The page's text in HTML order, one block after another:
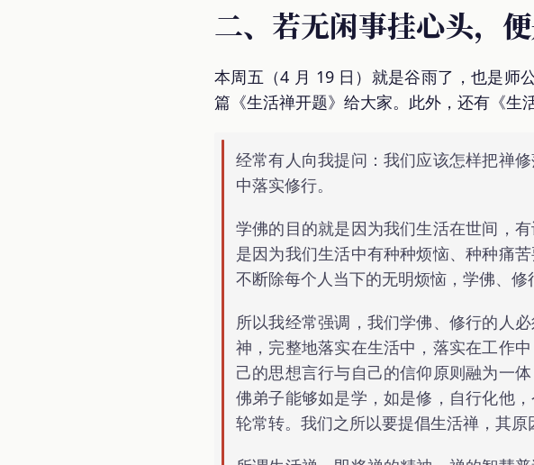
二、若无闲事挂心头，
本周五（4 月 19 日）就是谷雨了，也是师
篇《生活禅开题》给大家。此外，还有《生
经常有人向我提问：我们应该怎样把禅
中落实修行。
学佛的目的就是因为我们生活在世间，
是因为我们生活中有种种烦恼、种种痛
不断除每个人当下的无明烦恼，学佛、修
所以我经常强调，我们学佛、修行的人
神，完整地落实在生活中，落实在工作
己的思想言行与自己的信仰原则融为一
佛弟子能够如是学，如是修，自行化他
轮常转。我们之所以要提倡生活禅，其原